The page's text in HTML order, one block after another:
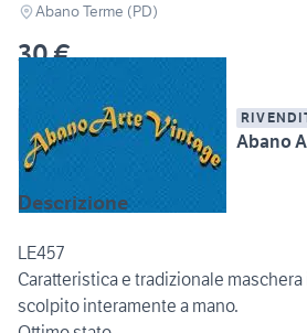
Abano Terme (PD)
30 €
Abano
Descrizione
LE457
Caratteristica e tradizionale
scolpito interamente a mano.